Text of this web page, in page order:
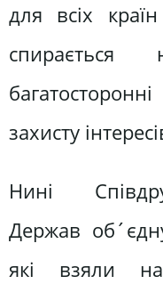
для всіх
захисту
Нині
Держав
які взяли